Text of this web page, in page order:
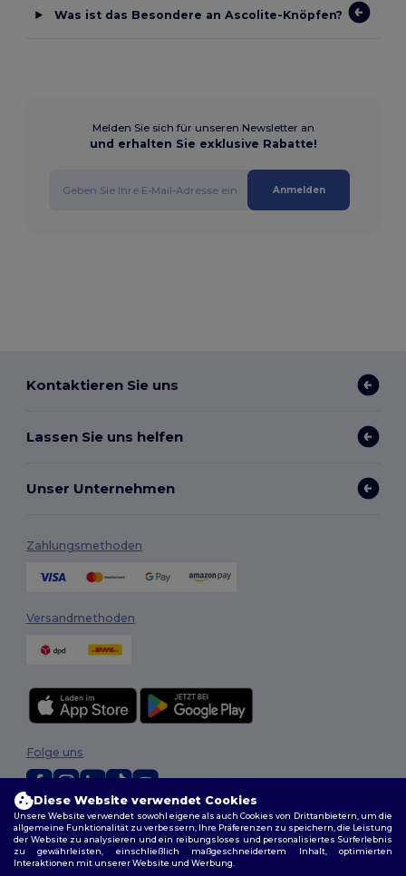
Was ist das Besondere an Ascolite-Knöpfen?
Melden Sie sich für unseren Newsletter an
und erhalten Sie exklusive Rabatte!
Anmelden
Kontaktieren Sie uns
Lassen Sie uns helfen
Unser Unternehmen
Zahlungsmethoden
Versandmethoden
2026. Alle Rechte vorbehalten
Allgemeine Geschäftsbedingungen|Personalisierungsrichtlinien|
Datenschutzbestimmungen|Cookie-Richtlinie|Site Map
Folge uns
Diese Website verwendet Cookies
Unsere Website verwendet sowohl eigene als auch Cookies von Drittanbietern, um die
allgemeine Funktionalität zu verbessern, Ihre Präferenzen zu speichern, die Leistung
der Website zu analysieren und ein reibungsloses und personalisiertes Surferlebnis
zu gewährleisten, einschließlich maßgeschneidertem Inhalt, optimierten
Interaktionen mit unserer Website und Werbung.